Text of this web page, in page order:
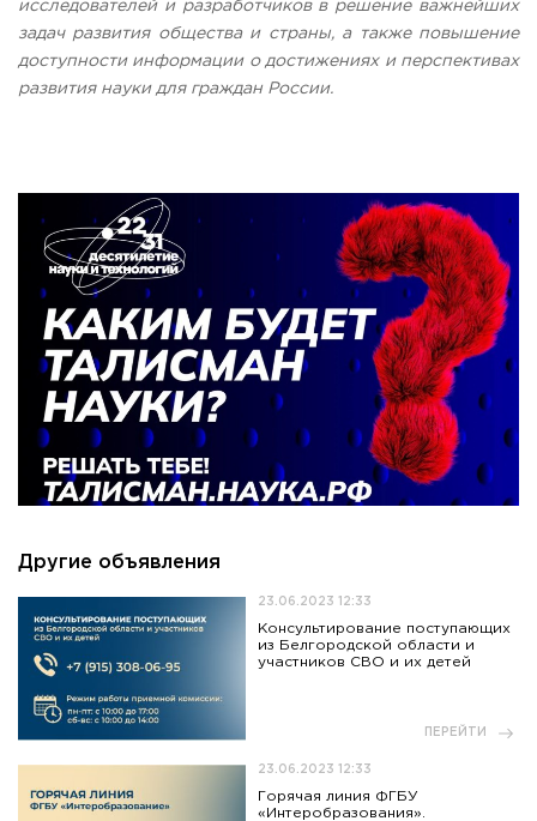
исследователей и разработчиков в решение важнейших
задач развития общества и страны, а также повышение
доступности информации о достижениях и перспективах
развития науки для граждан России.
Другие объявления
23.06.2023 12:33
Консультирование поступающих
из Белгородской области и
участников СВО и их детей
ПЕРЕЙТИ
23.06.2023 12:33
Горячая линия ФГБУ
«Интеробразования».